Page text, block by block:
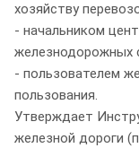
хозяйству
- начальником
железнодорожных
- пользователем
пользования.
Утверждает
железной дороги